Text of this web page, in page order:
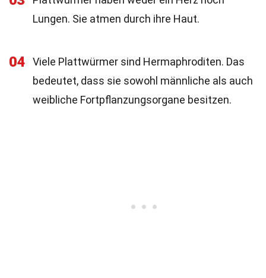
Lungen. Sie atmen durch ihre Haut.
04
Viele Plattwürmer sind Hermaphroditen. Das
bedeutet, dass sie sowohl männliche als auch
weibliche Fortpflanzungsorgane besitzen.